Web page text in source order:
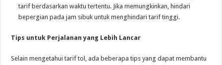
tarif berdasarkan waktu tertentu. Jika memungkinkan, hindari
bepergian pada jam sibuk untuk menghindari tarif tinggi.
Tips untuk Perjalanan yang Lebih Lancar
Selain mengetahui tarif tol, ada beberapa tips yang dapat membantu